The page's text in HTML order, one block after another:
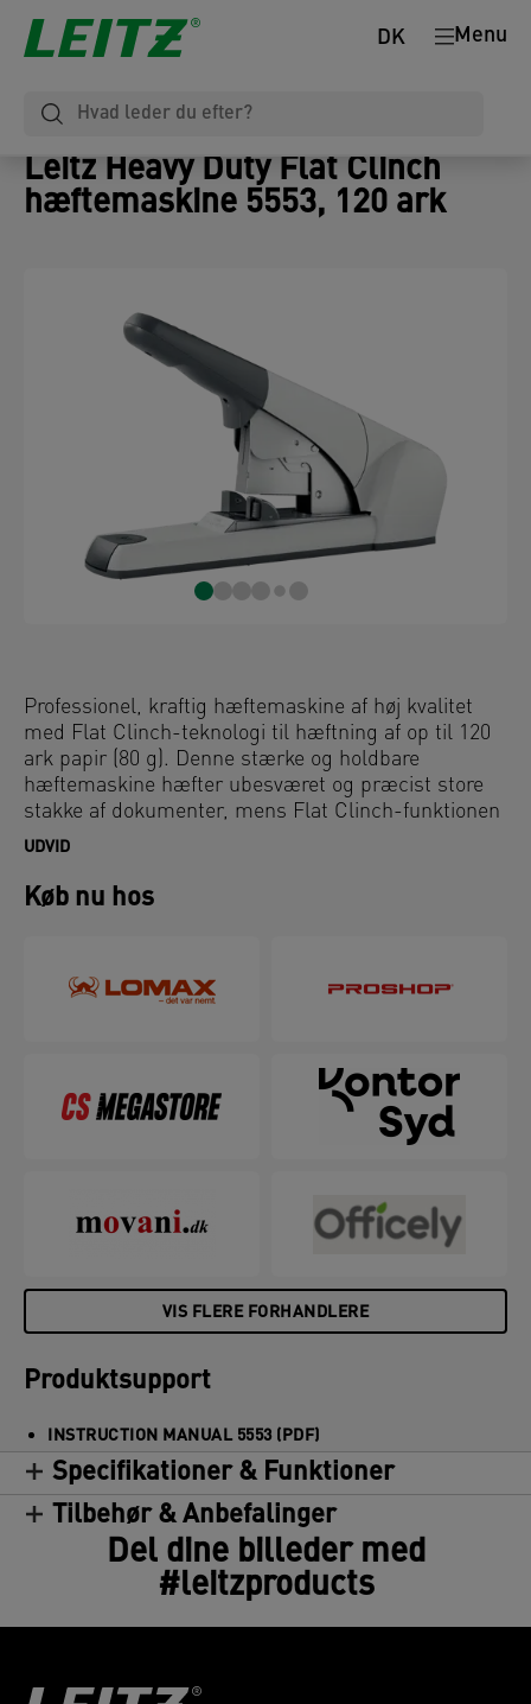
Menu
DK
Leitz Heavy Duty Flat Clinch
hæftemaskine 5553, 120 ark
Professionel, kraftig hæftemaskine af høj kvalitet
med Flat Clinch-teknologi til hæftning af op til 120
ark papir (80 g). Denne stærke og holdbare
hæftemaskine hæfter ubesværet og præcist store
stakke af dokumenter, mens Flat Clinch-funktionen
reducerer papirstakke for at spare plads i dine
hæfteindikator viser tydeligt, hvornår
bygget til at holde og er fremstillet af metal med en
yderligere. Når den er udtjent, er den 96 %
recirkulerbar, når den er skilt helt ad i de forskellige
materialetyper, hvilket reducerer mængden af
affald. Leitz 5553 Heavy Duty hæftemaskine er
Leitz-hæfteklammer, og er GS sikkerhedstestet.
Der findes matchende produkter til at dække alle
dine behov for heavy duty hæftning og hulning.
UDVID
Køb nu hos
VIS FLERE FORHANDLERE
Produktsupport
INSTRUCTION MANUAL 5553 (PDF)
Specifikationer & Funktioner
Tilbehør & Anbefalinger
Del dine billeder med
#leitzproducts